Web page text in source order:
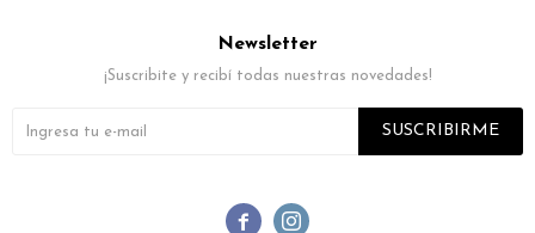
 
Newsletter
¡Suscribite y recibí todas nuestras novedades!
SUSCRIBIRME